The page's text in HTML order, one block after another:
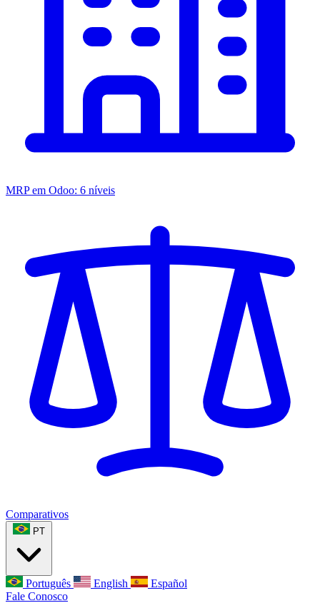
MRP em Odoo: 6 níveis
Comparativos
PT
Português English
Español
Fale Conosco